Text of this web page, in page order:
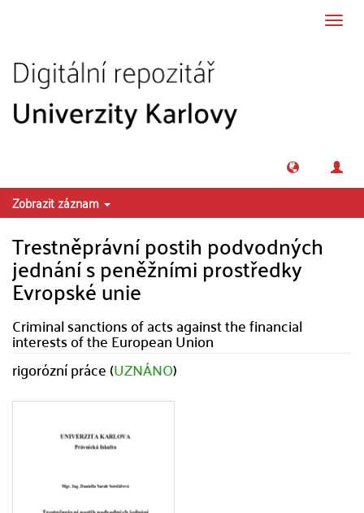
Zobrazit záznam
Trestněprávní postih podvodných
jednání s peněžními prostředky
Evropské unie
Criminal sanctions of acts against the financial
interests of the European Union
rigorózní práce (UZNÁNO)